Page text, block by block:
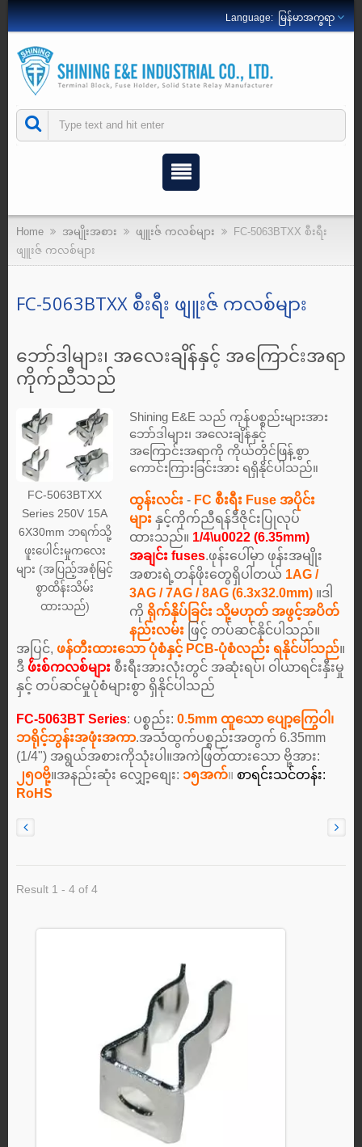
မြန်မာအက္ခရာ
Home အမျိုးအစား ဖျူးဇ် ကလစ်များ
FC-5063BTXX စီးရီး
ဖျူးဇ် ကလစ်များ
FC-5063BTXX စီးရီး ဖျူးဇ် ကလစ်များ
ဘော်ဒါများ၊ အလေးချိန်နှင့် အကြောင်းအရာ
ကိုက်ညီသည်
FC-5063BTXX
Series 250V 15A
6X30mm ဘရက်သို့
ဖူးပေါင်းမှုကလေး
များ (အပြည့်အစုံမြင့်
စွာထိန်းသိမ်း
ထားသည်)
Shining E&E သည် ကုန်ပစ္စည်းများအား
ဘော်ဒါများ၊ အလေးချိန်နှင့်
အကြောင်းအရာကို ကိုယ်တိုင်ဖြန့်စွာ
ကောင်းကြားခြင်းအား ရရှိနိုင်ပါသည်။
ထွန်းလင်း - FC စီးရီး Fuse အပိုင်း
များ နှင့်ကိုက်ညီရန်ဒီဇိုင်းပြုလုပ်
ထားသည်။ 1/4\u0022 (6.35mm)
အချင်း fuses.ဖုန်းပေါ်မှာ ဖုန်းအမျိုး
အစားရဲ့တန်ဖိုးတွေရှိပါတယ် 1AG /
3AG / 7AG / 8AG (6.3x32.0mm) ။ဒါ
ကို ရိုက်နှိပ်ခြင်း သို့မဟုတ် အဖွင့်အပိတ်
နည်းလမ်း ဖြင့် တပ်ဆင်နိုင်ပါသည်။
အပြင်, ဖန်တီးထားသော ပုံစံနှင့် PCB-ပုံစံလည်း ရနိုင်ပါသည်။
ဒီ ဖ်ဴးစ်ကလစ်များ စီးရီးအားလုံးတွင် အဆုံးရပ်၊ ဝါယာရင်းနှီးမှု
နှင့် တပ်ဆင်မှုပုံစံများစွာ ရှိနိုင်ပါသည်
FC-5063BT Series: ပစ္စည်း: 0.5mm ထူသော ပျော့ကြွေဝါ၊
ဘရိုင့်ဘွန်းအဖုံးအကာ.အသံထွက်ပစ္စည်းအတွက် 6.35mm
(1/4") အရွယ်အစားကိုသုံးပါ။အကဲဖြတ်ထားသော ဗို့အား:
၂၅၀ဗို့။အနည်းဆုံး လျှော့စျေး: ၁၅အက်။ စာရင်းသင်တန်း:
RoHS
Result 1 - 4 of 4